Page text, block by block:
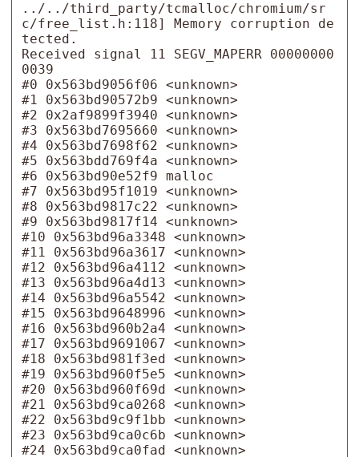
../../third_party/tcmalloc/chromium/sr
c/free_list.h:118] Memory corruption de
tected.
Received signal 11 SEGV_MAPERR 00000000
0039
#0 0x563bd9056f06 <unknown>
#1 0x563bd90572b9 <unknown>
#2 0x2af9899f3940 <unknown>
#3 0x563bd7695660 <unknown>
#4 0x563bd7698f62 <unknown>
#5 0x563bdd769f4a <unknown>
#6 0x563bd90e52f9 malloc
#7 0x563bd95f1019 <unknown>
#8 0x563bd9817c22 <unknown>
#9 0x563bd9817f14 <unknown>
#10 0x563bd96a3348 <unknown>
#11 0x563bd96a3617 <unknown>
#12 0x563bd96a4112 <unknown>
#13 0x563bd96a4d13 <unknown>
#14 0x563bd96a5542 <unknown>
#15 0x563bd9648996 <unknown>
#16 0x563bd960b2a4 <unknown>
#17 0x563bd9691067 <unknown>
#18 0x563bd981f3ed <unknown>
#19 0x563bd960f5e5 <unknown>
#20 0x563bd960f69d <unknown>
#21 0x563bd9ca0268 <unknown>
#22 0x563bd9c9f1bb <unknown>
#23 0x563bd9ca0c6b <unknown>
#24 0x563bd9ca0fad <unknown>